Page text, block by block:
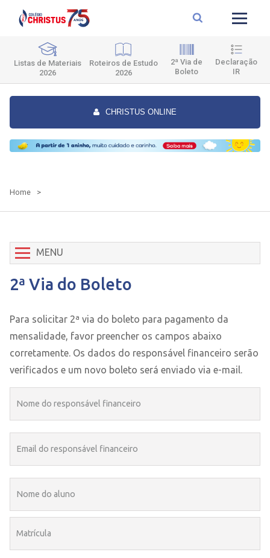
Listas de Materiais
2026
Roteiros de Estudo
2026
2ª Via de
Boleto
Declaração
IR
CHRISTUS ONLINE
Home >
MENU
2ª Via do Boleto
Para solicitar 2ª via do boleto para pagamento da
mensalidade, favor preencher os campos abaixo
corretamente. Os dados do responsável financeiro serão
verificados e um novo boleto será enviado via e-mail.